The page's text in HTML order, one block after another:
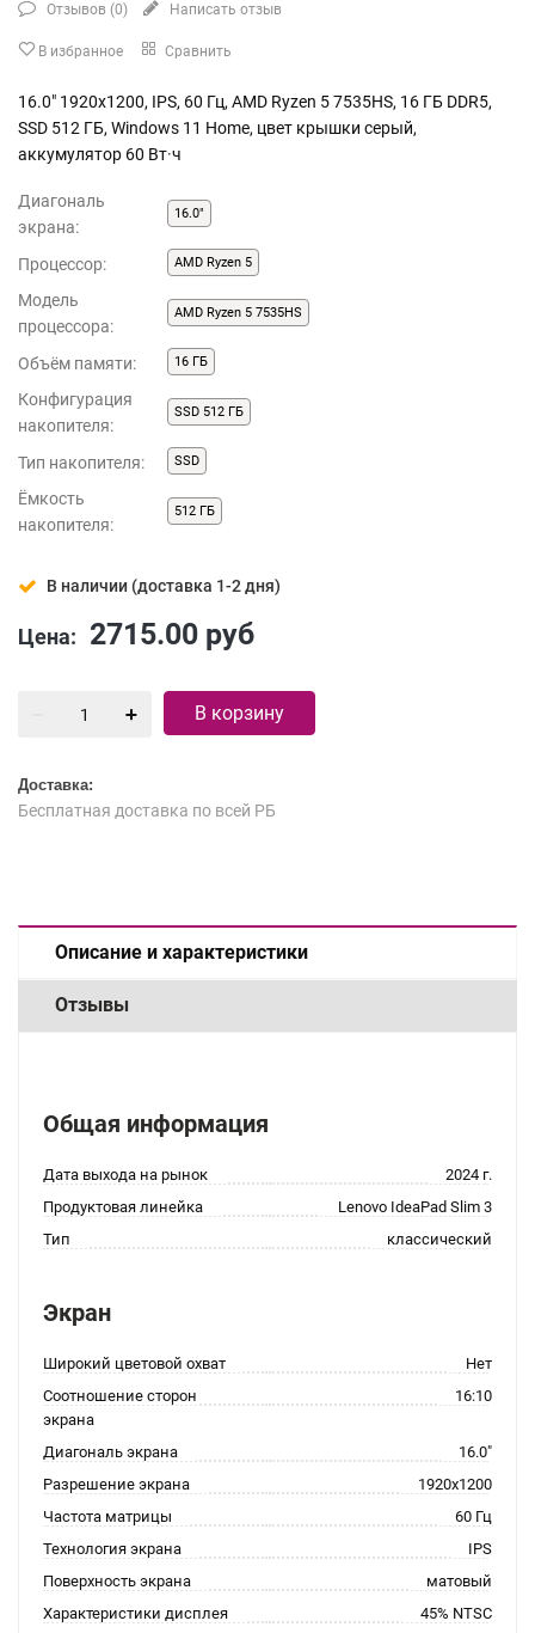
Отзывов (0) Написать отзыв
В избранное Сравнить
16.0" 1920x1200, IPS, 60 Гц, AMD Ryzen 5 7535HS, 16 ГБ DDR5,
SSD 512 ГБ, Windows 11 Home, цвет крышки серый,
аккумулятор 60 Вт·ч
Диагональ
экрана:
16.0"
Процессор: AMD Ryzen 5
Модель
процессора:
AMD Ryzen 5 7535HS
Объём памяти: 16 ГБ
Конфигурация
накопителя:
SSD 512 ГБ
Тип накопителя: SSD
Ёмкость
накопителя:
512 ГБ
В наличии (доставка 1-2 дня)
Цена: 2715.00 руб
В корзину
Доставка:
Бесплатная доставка по всей РБ
Описание и характеристики
Отзывы
Общая информация
Дата выхода на рынок
2024 г.
Продуктовая линейка
Lenovo IdeaPad Slim 3
Тип
классический
Экран
Широкий цветовой охват
Нет
Соотношение сторон
экрана
16:10
Диагональ экрана
16.0"
Разрешение экрана
1920x1200
Частота матрицы
60 Гц
Технология экрана
IPS
Поверхность экрана
матовый
Характеристики дисплея
45% NTSC